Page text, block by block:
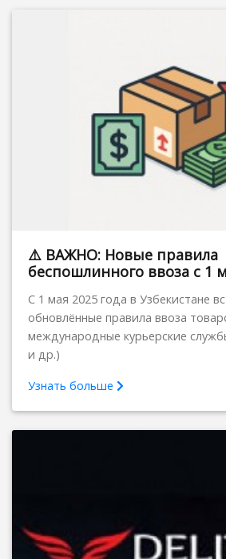
⚠️ ВАЖНО: Новые правила
беспошлинного ввоза с 1
С 1 мая 2025 года в Узбекистане
обновлённые правила ввоза
международные курьерские
и др.)
Узнать больше